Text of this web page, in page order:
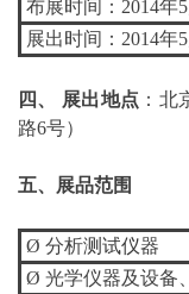
布展时间：2014年5
展出时间：2014年
四、 展出地点 ：北
路6号）
五、展品范围
Ø 分析测试仪器
Ø 光学仪器及设备